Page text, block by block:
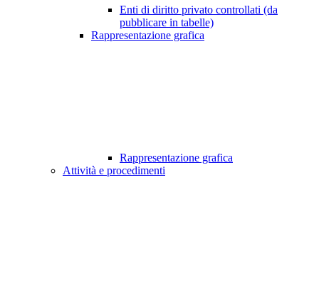
Enti di diritto privato controllati (da
pubblicare in tabelle)
Rappresentazione grafica
Rappresentazione grafica
Attività e procedimenti